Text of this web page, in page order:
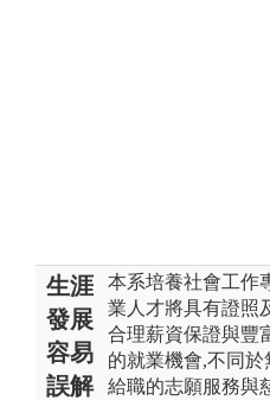
生涯
發展
容易
誤解
本系培養社會工作
業人才將具有證照
合理薪資保證與豐
的就業機會,不同於
給職的志願服務與